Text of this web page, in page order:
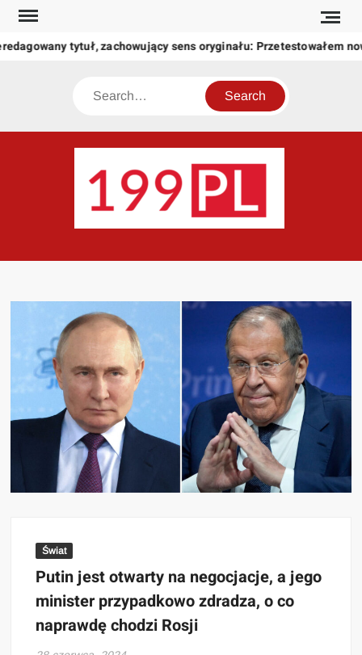
Skip
content
tytuł, zachowujący sens oryginału: Przetestowałem
Search
świat
Świat
Putin jest otwarty na negocjacje, a jego
minister przypadkowo zdradza, o co
naprawdę chodzi Rosji